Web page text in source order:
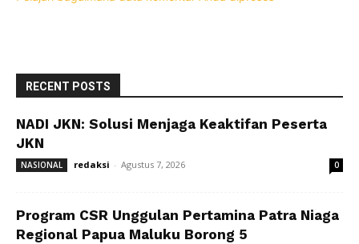
RECENT POSTS
NADI JKN: Solusi Menjaga Keaktifan Peserta
JKN
NASIONAL redaksi - Agustus 7, 2026 0
Program CSR Unggulan Pertamina Patra Niaga
Regional Papua Maluku Borong 5